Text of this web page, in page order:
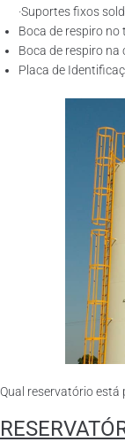
·Suportes fixos
Boca de respiro no
Boca de respiro na
Placa de
Qual reservatório está